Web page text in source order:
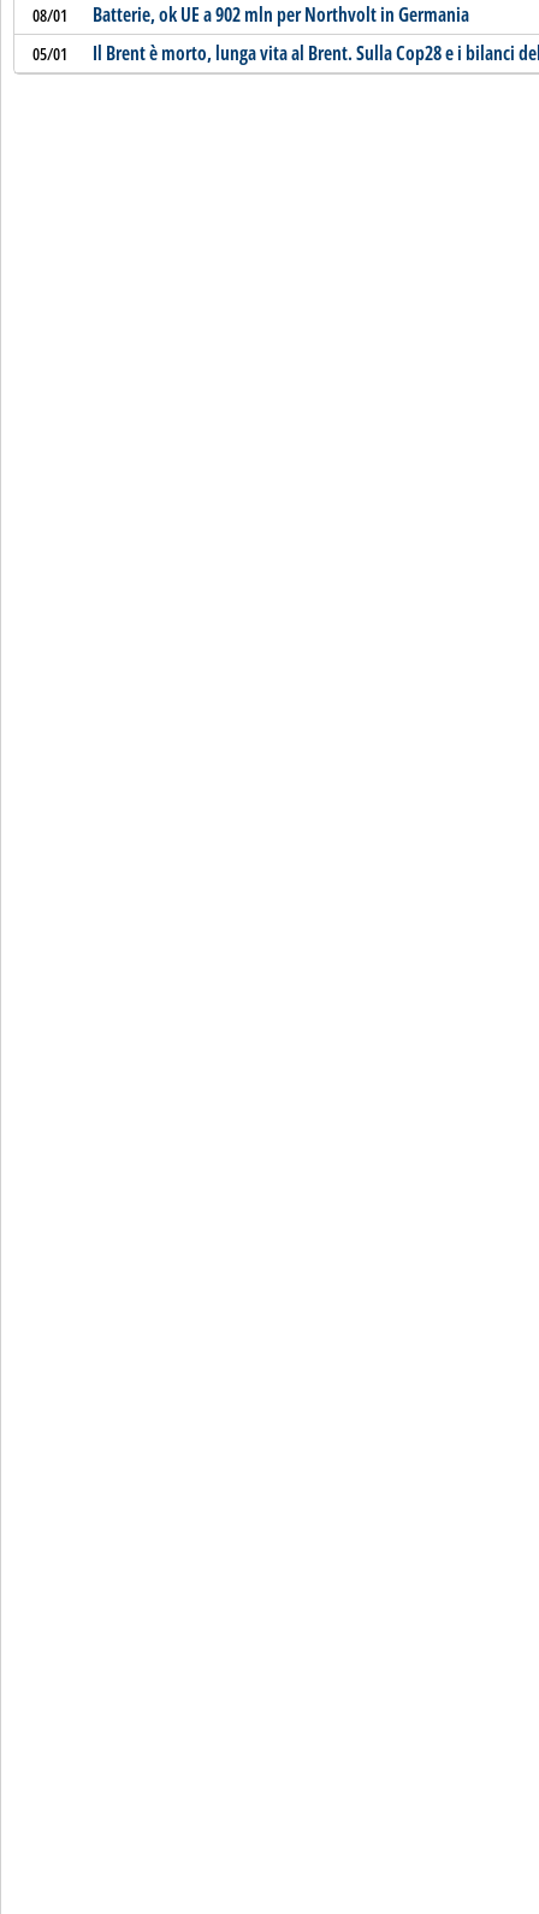
08/01 Batterie, ok UE a 902 mln per Northvolt in Germania
05/01 Il Brent è morto, lunga vita al Brent. Sulla Cop28 e i bilanci